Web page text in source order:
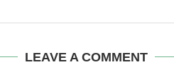
LEAVE A COMMENT